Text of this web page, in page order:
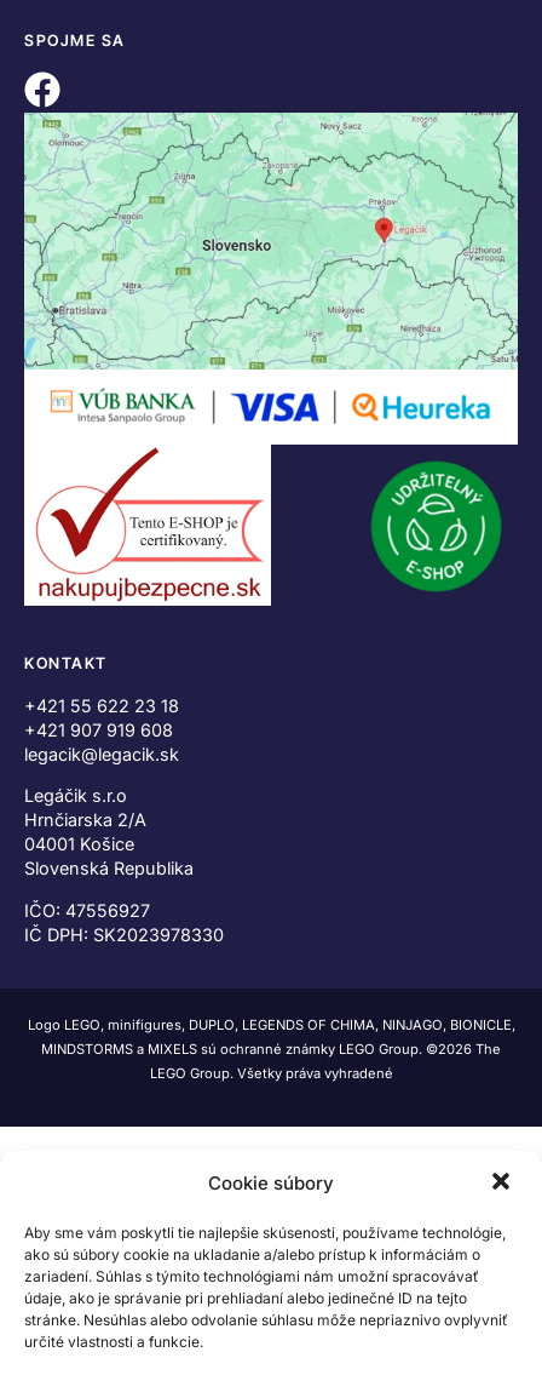
Cookie súbory
Aby sme vám poskytli tie najlepšie skúsenosti, používame technológie,
ako sú súbory cookie na ukladanie a/alebo prístup k informáciám o
zariadení. Súhlas s týmito technológiami nám umožní spracovávať
údaje, ako je správanie pri prehliadaní alebo jedinečné ID na tejto
stránke. Nesúhlas alebo odvolanie súhlasu môže nepriaznivo ovplyvniť
určité vlastnosti a funkcie.
SPOJME SA
KONTAKT
+421 55 622 23 18
+421 907 919 608
legacik@legacik.sk
Legáčik s.r.o
Hrnčiarska 2/A
04001 Košice
Slovenská Republika
IČO: 47556927
IČ DPH: SK2023978330
Logo LEGO, minifigures, DUPLO, LEGENDS OF CHIMA, NINJAGO, BIONICLE,
MINDSTORMS a MIXELS sú ochranné známky LEGO Group. ©2026 The
LEGO Group. Všetky práva vyhradené